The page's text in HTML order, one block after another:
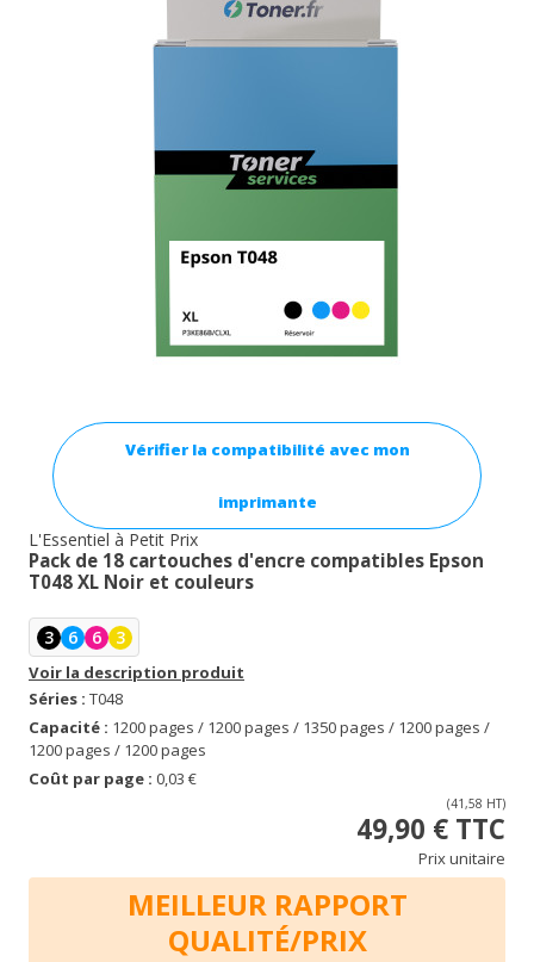
Vérifier la compatibilité avec mon
imprimante
L'Essentiel à Petit Prix
Pack de 18 cartouches d'encre compatibles Epson
T048 XL Noir et couleurs
3 6 6 3
Voir la description produit
Séries : T048
Capacité : 1200 pages / 1200 pages / 1350 pages / 1200 pages /
1200 pages / 1200 pages
Coût par page : 0,03 €
(41,58 HT)
49,90 € TTC
Prix unitaire
MEILLEUR RAPPORT
QUALITÉ/PRIX